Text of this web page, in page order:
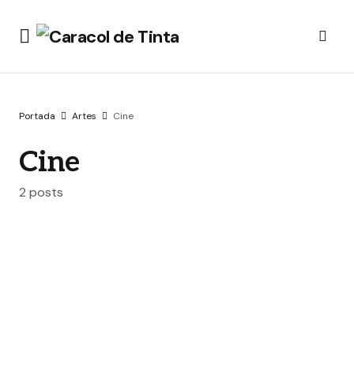
Portada Artes Cine
Cine
2 posts